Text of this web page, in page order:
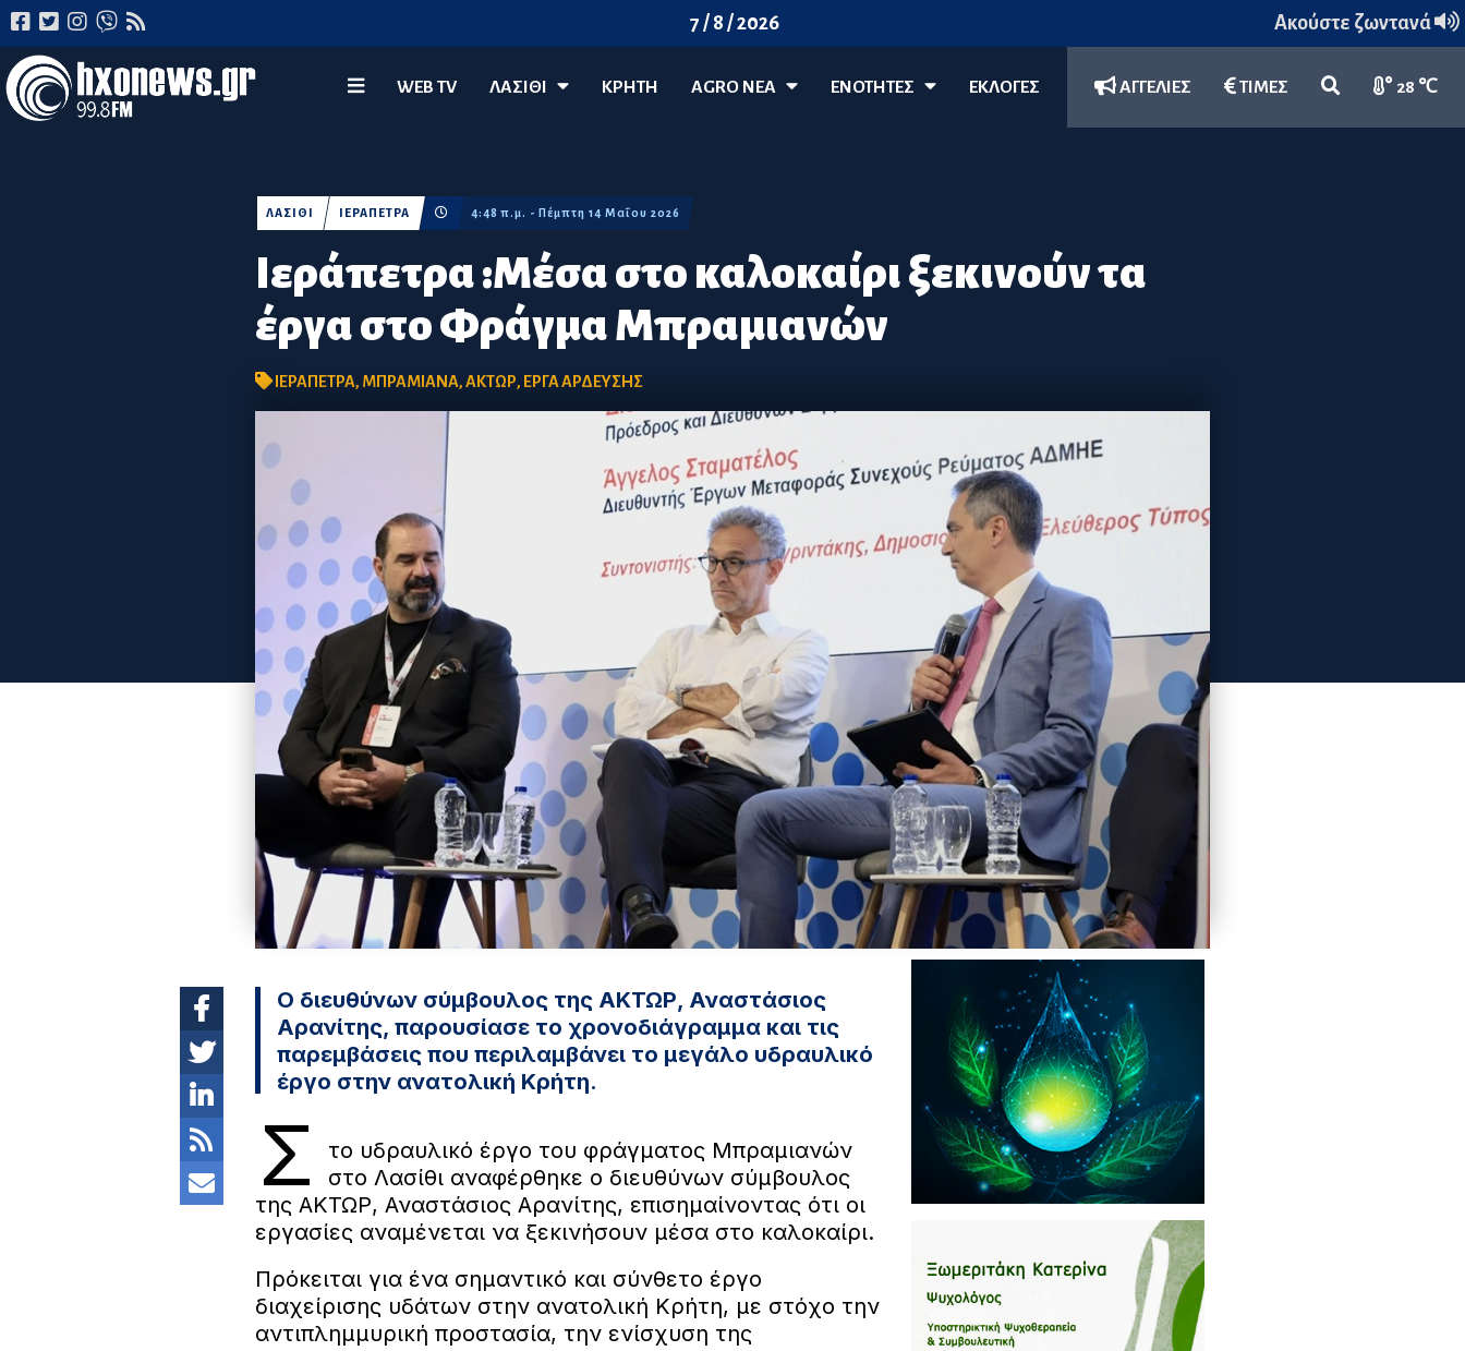
7 / 8 / 2026 Ακούστε ζωντανά
WEB TV ΛΑΣΊΘΙ ΚΡΗΤΗ AGRO ΝΈΑ ΕΝΟΤΗΤΕΣ ΕΚΛΟΓΕΣ ΑΓΓΕΛΙΕΣ ΤΙΜΕΣ 28 ℃
Ιεράπετρα :Μέσα στο καλοκαίρι ξεκινούν τα
έργα στο Φράγμα Μπραμιανών
ΛΑΣΙΘΙ ΙΕΡΑΠΕΤΡΑ 4:48 π.μ. - Πέμπτη 14 Μαΐου 2026
ΙΕΡΑΠΕΤΡΑ, ΜΠΡΑΜΙΑΝΑ,ΑΚΤΩΡ, ΕΡΓΑ ΑΡΔΕΥΣΗΣ
Ο διευθύνων σύμβουλος της ΑΚΤΩΡ, Αναστάσιος
Αρανίτης, παρουσίασε το χρονοδιάγραμμα και τις
παρεμβάσεις που περιλαμβάνει το μεγάλο υδραυλικό
έργο στην ανατολική Κρήτη.
Σ
το υδραυλικό έργο του φράγματος Μπραμιανών
στο Λασίθι αναφέρθηκε ο διευθύνων σύμβουλος
της ΑΚΤΩΡ, Αναστάσιος Αρανίτης, επισημαίνοντας ότι οι
εργασίες αναμένεται να ξεκινήσουν μέσα στο καλοκαίρι.
Πρόκειται για ένα σημαντικό και σύνθετο έργο
διαχείρισης υδάτων στην ανατολική Κρήτη, με στόχο την
αντιπλημμυρική προστασία, την ενίσχυση της